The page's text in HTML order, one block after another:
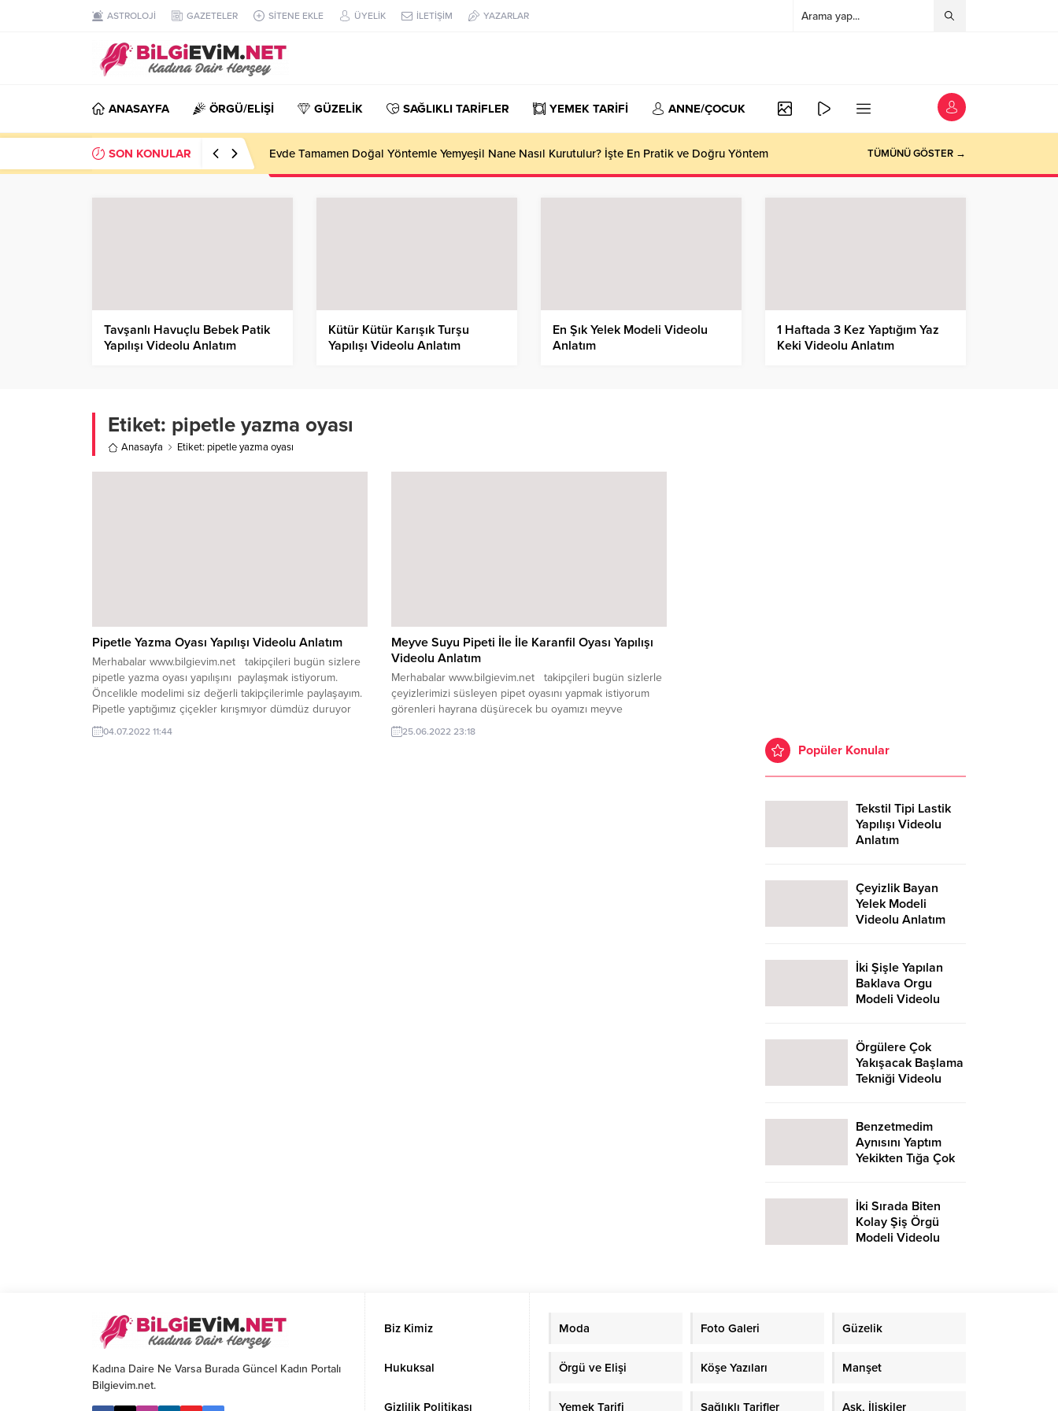
ASTROLOJİ GAZETELER SİTENE EKLE ÜYELİK İLETİŞİM YAZARLAR
ANASAYFA ÖRGÜ/ELİŞİ GÜZELİK SAĞLIKLI TARİFLER YEMEK TARİFİ ANNE/ÇOCUK
SON KONULAR Evde Tamamen Doğal Yöntemle Yemyeşil Nane Nasıl Kurutulur? İşte En Pratik ve Doğru Yöntem TÜMÜNÜ GÖSTER →
Tavşanlı Havuçlu Bebek Patik
Yapılışı Videolu Anlatım
Kütür Kütür Karışık Turşu
Yapılışı Videolu Anlatım
En Şık Yelek Modeli Videolu
Anlatım
1 Haftada 3 Kez Yaptığım Yaz
Keki Videolu Anlatım
Etiket: pipetle yazma oyası
Anasayfa Etiket: pipetle yazma oyası
Pipetle Yazma Oyası Yapılışı Videolu Anlatım
Merhabalar www.bilgievim.net takipçileri bugün sizlere
pipetle yazma oyası yapılışını paylaşmak istiyorum.
Öncelikle modelimi siz değerli takipçilerimle paylaşayım.
Pipetle yaptığımız çiçekler kırışmıyor dümdüz duruyor
yazmaya eklendikçe görüntüsü kat kat daha da
güzelleşiyor. Ben pipet oyama bu renkleri kullanmayı
04.07.2022 11:44
Meyve Suyu Pipeti İle İle Karanfil Oyası Yapılışı
Videolu Anlatım
Merhabalar www.bilgievim.net takipçileri bugün sizlerle
çeyizlerimizi süsleyen pipet oyasını yapmak istiyorum
görenleri hayrana düşürecek bu oyamızı meyve
sularından çıkan minik pipetler ile yapacağız bu pipetleri
küçük küçük keserek doldurup güzel bir karanfil oyası
25.06.2022 23:18
Popüler Konular
Tekstil Tipi Lastik
Yapılışı Videolu
Anlatım
Çeyizlik Bayan
Yelek Modeli
Videolu Anlatım
İki Şişle Yapılan
Baklava Orgu
Modeli Videolu
Örgülere Çok
Yakışacak Başlama
Tekniği Videolu
Benzetmedim
Aynısını Yaptım
Yekikten Tığa Çok
İki Sırada Biten
Kolay Şiş Örgü
Modeli Videolu
Kadına Daire Ne Varsa Burada Güncel Kadın Portalı
Bilgievim.net.
Biz Kimiz
Hukuksal
Gizlilik Politikası
Moda Foto Galeri Güzelik
Örgü ve Elişi Köşe Yazıları Manşet
Yemek Tarifi Sağlıklı Tarifler Aşk, İlişkiler